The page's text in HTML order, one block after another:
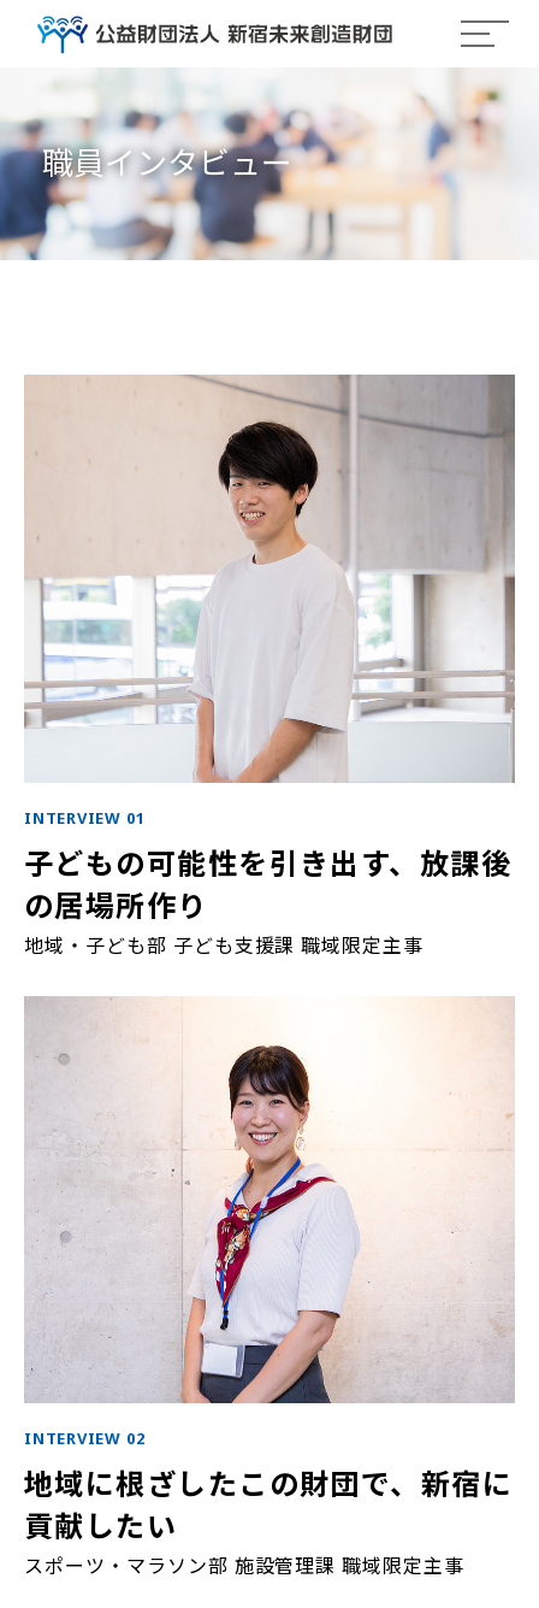
職員インタビュー
INTERVIEW 01
子どもの可能性を引き出す、放課後
の居場所作り
地域・子ども部 子ども支援課 職域限定主事
INTERVIEW 02
地域に根ざしたこの財団で、新宿に
貢献したい
スポーツ・マラソン部 施設管理課 職域限定主事